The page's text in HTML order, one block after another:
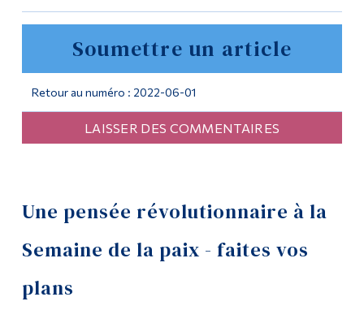
Soumettre un article
Retour au numéro : 2022-06-01
LAISSER DES COMMENTAIRES
Une pensée révolutionnaire à la
Semaine de la paix - faites vos
plans
Programmes
Formation continue
Admissions
Qui vous êtes
Étudiants actuels
personnel administratif